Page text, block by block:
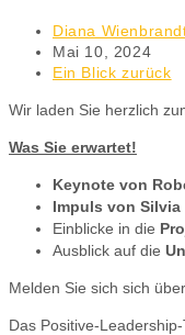
Diana
Mai 10, 2024
Ein Blick zurück
Wir laden Sie herzlich
Was Sie erwartet!
Keynote von
Impuls von Silvia
Einblicke in die
Ausblick auf die
Melden Sie sich sich
Das Positive-